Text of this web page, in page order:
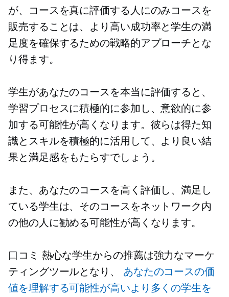
が、コースを真に評価する人にのみコースを
販売することは、より高い成功率と学生の満
足度を確保するための戦略的アプローチとな
り得ます。
学生があなたのコースを本当に評価すると、
学習プロセスに積極的に参加し、意欲的に参
加する可能性が高くなります。彼らは得た知
識とスキルを積極的に活用して、より良い結
果と満足感をもたらすでしょう。
また、あなたのコースを高く評価し、満足し
ている学生は、そのコースをネットワーク内
の他の人に勧める可能性が高くなります。
口コミ 熱心な学生からの推薦は強力なマーケ
ティングツールとなり、 あなたのコースの価
値を理解する可能性が高いより多くの学生を